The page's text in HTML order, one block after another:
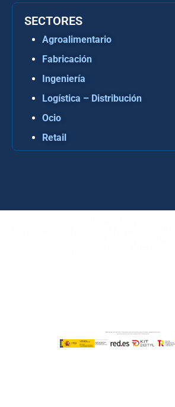
SECTORES
Agroalimentario
Fabricación
Ingeniería
Logística – Distribución
Ocio
Retail